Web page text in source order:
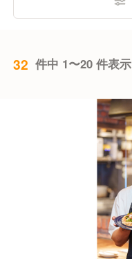
32 件中 1〜20 件表示